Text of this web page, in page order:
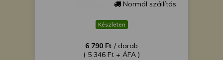
Normál szállítás
Készleten
6 790 Ft / darab
( 5 346 Ft + ÁFA )